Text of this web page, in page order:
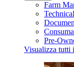
Farm
Pre-
Visualizza tutti